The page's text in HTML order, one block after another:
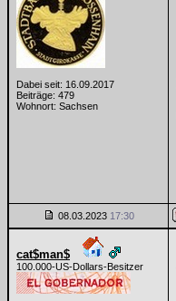
Dabei seit: 16.09.2017
Beiträge: 479
Wohnort: Sachsen
08.03.2023 17:30
cat$man$
100.000-US-Dollars-Besitzer